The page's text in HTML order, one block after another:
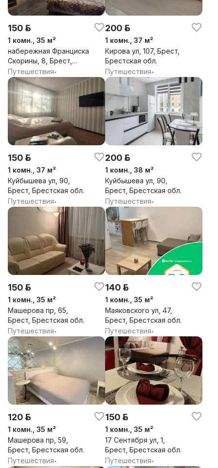
150 р.
1 комн., 35 м²
набережная Франциска
Скорины, 8, Брест,
Брестская обл.
Путешествия•
200 р.
1 комн., 37 м²
Кирова ул, 107, Брест,
Брестская обл.
Путешествия•
150 р.
1 комн., 37 м²
Куйбышева ул, 90,
Брест, Брестская обл.
Путешествия•
200 р.
1 комн., 38 м²
Куйбышева ул, 90,
Брест, Брестская обл.
Путешествия•
150 р.
1 комн., 35 м²
Машерова пр, 65,
Брест, Брестская обл.
Путешествия•
140 р.
1 комн., 35 м²
Маяковского ул, 47,
Брест, Брестская обл.
Путешествия•
120 р.
1 комн., 35 м²
Машерова пр, 59,
Брест, Брестская обл.
Путешествия•
150 р.
1 комн., 35 м²
17 Сентября ул, 1,
Брест, Брестская обл.
Путешествия•